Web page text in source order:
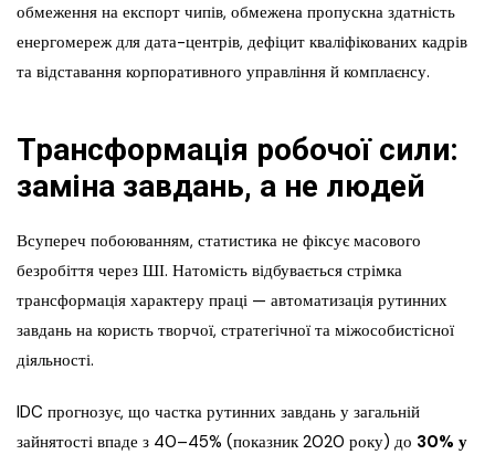
обмеження на експорт чипів, обмежена пропускна здатність
енергомереж для дата-центрів, дефіцит кваліфікованих кадрів
та відставання корпоративного управління й комплаєнсу.
Трансформація робочої сили:
заміна завдань, а не людей
Всупереч побоюванням, статистика не фіксує масового
безробіття через ШІ. Натомість відбувається стрімка
трансформація характеру праці — автоматизація рутинних
завдань на користь творчої, стратегічної та міжособистісної
діяльності.
IDC прогнозує, що частка рутинних завдань у загальній
зайнятості впаде з 40–45% (показник 2020 року) до 30% у